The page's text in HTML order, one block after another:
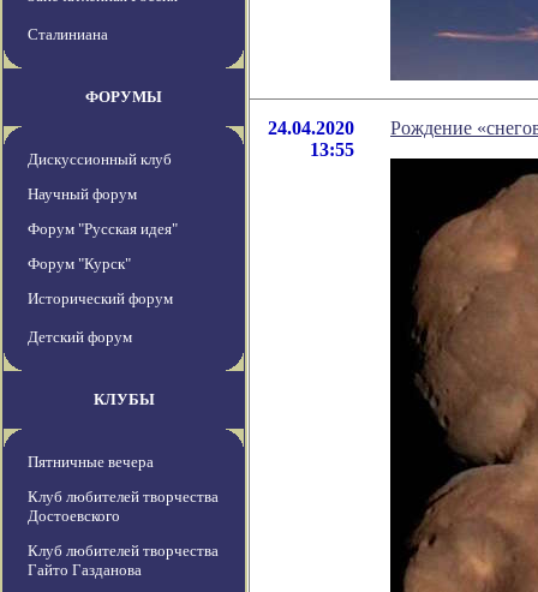
Сталиниана
ФОРУМЫ
Дискуссионный клуб
Научный форум
Форум "Русская идея"
Форум "Курск"
Исторический форум
Детский форум
КЛУБЫ
Пятничные вечера
Клуб любителей творчества
Достоевского
Клуб любителей творчества
Гайто Газданова
24.04.2020
13:55
Рождение